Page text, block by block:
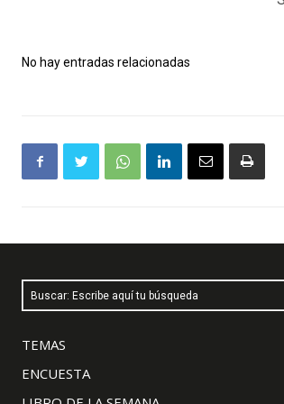
No hay entradas relacionadas
Buscar: Escribe aquí tu búsqueda
TEMAS
ENCUESTA